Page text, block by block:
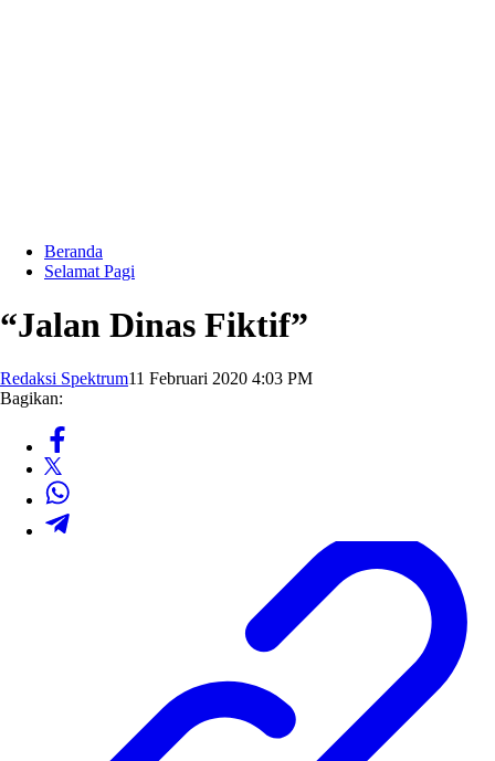
Beranda
Selamat Pagi
“Jalan Dinas Fiktif”
Redaksi Spektrum11 Februari 2020 4:03 PM
Bagikan: